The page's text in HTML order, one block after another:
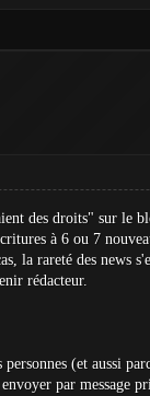
des droits" sur
à 6 ou 7
la rareté des
rédacteur.
(et aussi
par